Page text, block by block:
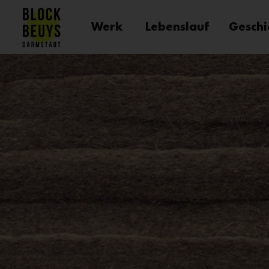
Werk Lebenslauf